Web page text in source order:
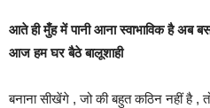
आते ही मुँह में पानी आना स्वाभाविक है अब
आज हम घर बैठे बालूशाही
बनाना सीखेंगे , जो की बहुत कठिन नहीं है ,